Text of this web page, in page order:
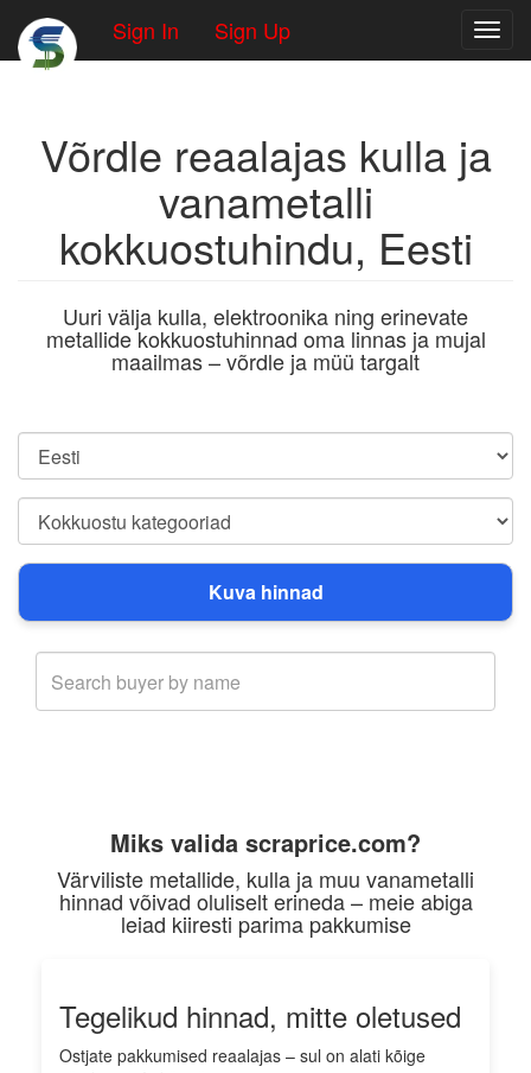
Sign In Sign Up
Võrdle reaalajas kulla ja
vanametalli
kokkuostuhindu, Eesti
Uuri välja kulla, elektroonika ning erinevate
metallide kokkuostuhinnad oma linnas ja mujal
maailmas – võrdle ja müü targalt
Miks valida scraprice.com?
Värviliste metallide, kulla ja muu vanametalli
hinnad võivad oluliselt erineda – meie abiga
leiad kiiresti parima pakkumise
Tegelikud hinnad, mitte oletused
Ostjate pakkumised reaalajas – sul on alati kõige